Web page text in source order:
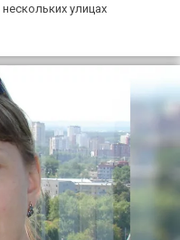
улицах